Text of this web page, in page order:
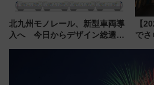
北九州モノレール、新型車両導
入へ 今日からデザイン総選挙
【
でさ
巡